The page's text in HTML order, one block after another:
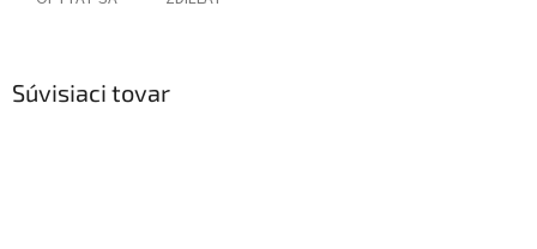
Súvisiaci tovar